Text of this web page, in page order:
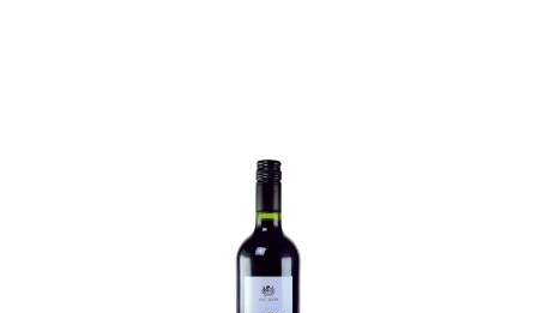
Bildergalerie überspringen